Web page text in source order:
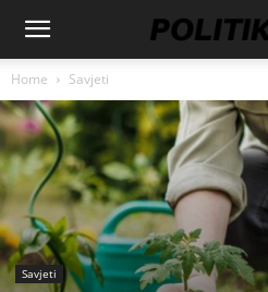
Home Savjeti
Savjeti